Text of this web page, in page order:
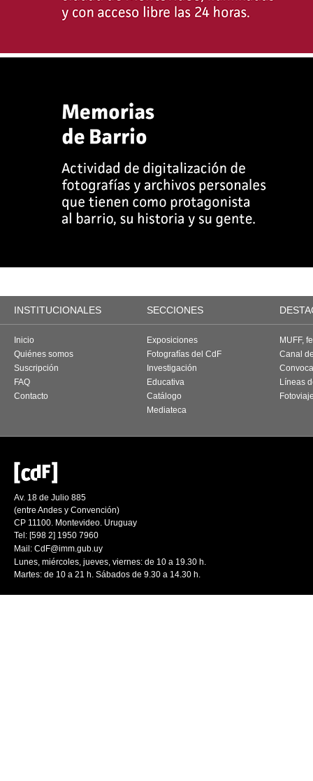
INSTITUCIONALES SECCIONES
Inicio
Quiénes somos
Suscripción
FAQ
Contacto
Exposiciones
Fotografías del CdF
Investigación
Educativa
Catálogo
Mediateca
MUFF,
Canal
Líneas
Av. 18 de Julio 885
(entre Andes y Convención)
CP 11100. Montevideo. Uruguay
Tel: [598 2] 1950 7960
Mail: CdF@imm.gub.uy
Lunes, miércoles, jueves, viernes: de 10 a 19.30 h.
Martes: de 10 a 21 h. Sábados de 9.30 a 14.30 h.